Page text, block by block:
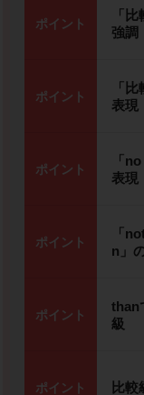
ポイント
「
強調
ポイント
「
表現
ポイント
「
表現
ポイント
「
n」
ポイント
than
級
ポイント 比較